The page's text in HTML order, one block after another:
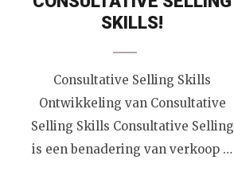
SKILLS!
Consultative Selling Skills
Ontwikkeling van Consultative
Selling Skills Consultative Selling
is een benadering van verkoop …